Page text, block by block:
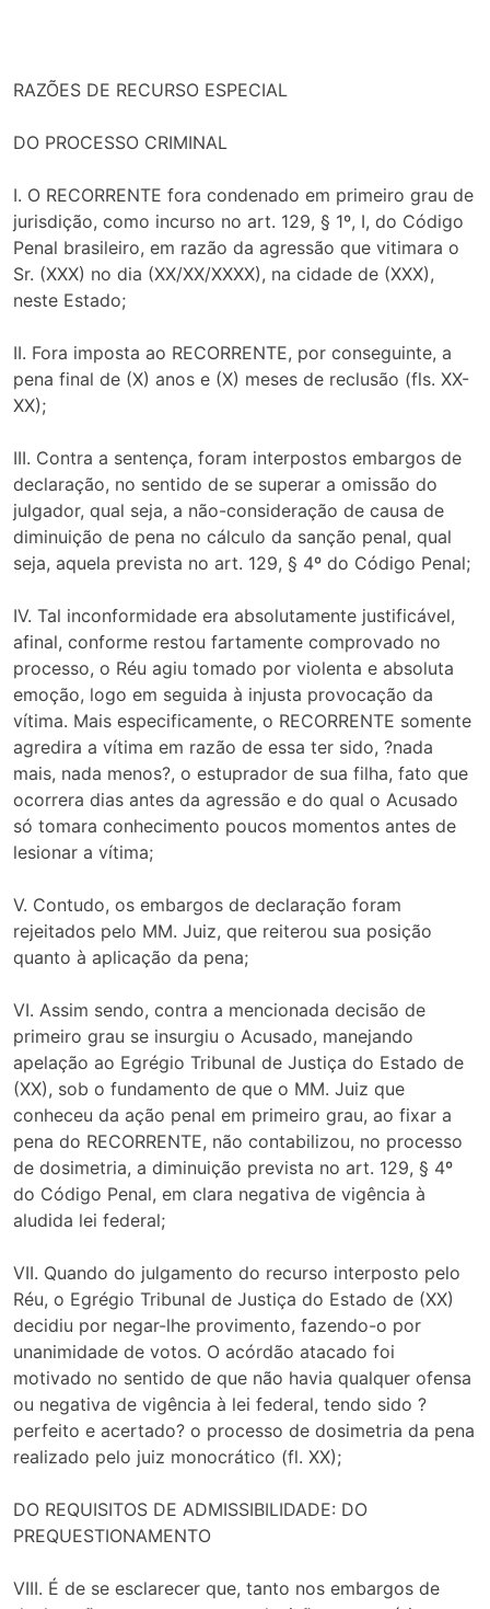
RAZÕES DE RECURSO ESPECIAL
DO PROCESSO CRIMINAL
I. O RECORRENTE fora condenado em primeiro grau de
jurisdição, como incurso no art. 129, § 1º, I, do Código
Penal brasileiro, em razão da agressão que vitimara o
Sr. (XXX) no dia (XX/XX/XXXX), na cidade de (XXX),
neste Estado;
II. Fora imposta ao RECORRENTE, por conseguinte, a
pena final de (X) anos e (X) meses de reclusão (fls. XX-
XX);
III. Contra a sentença, foram interpostos embargos de
declaração, no sentido de se superar a omissão do
julgador, qual seja, a não-consideração de causa de
diminuição de pena no cálculo da sanção penal, qual
seja, aquela prevista no art. 129, § 4º do Código Penal;
IV. Tal inconformidade era absolutamente justificável,
afinal, conforme restou fartamente comprovado no
processo, o Réu agiu tomado por violenta e absoluta
emoção, logo em seguida à injusta provocação da
vítima. Mais especificamente, o RECORRENTE somente
agredira a vítima em razão de essa ter sido, ?nada
mais, nada menos?, o estuprador de sua filha, fato que
ocorrera dias antes da agressão e do qual o Acusado
só tomara conhecimento poucos momentos antes de
lesionar a vítima;
V. Contudo, os embargos de declaração foram
rejeitados pelo MM. Juiz, que reiterou sua posição
quanto à aplicação da pena;
VI. Assim sendo, contra a mencionada decisão de
primeiro grau se insurgiu o Acusado, manejando
apelação ao Egrégio Tribunal de Justiça do Estado de
(XX), sob o fundamento de que o MM. Juiz que
conheceu da ação penal em primeiro grau, ao fixar a
pena do RECORRENTE, não contabilizou, no processo
de dosimetria, a diminuição prevista no art. 129, § 4º
do Código Penal, em clara negativa de vigência à
aludida lei federal;
VII. Quando do julgamento do recurso interposto pelo
Réu, o Egrégio Tribunal de Justiça do Estado de (XX)
decidiu por negar-lhe provimento, fazendo-o por
unanimidade de votos. O acórdão atacado foi
motivado no sentido de que não havia qualquer ofensa
ou negativa de vigência à lei federal, tendo sido ?
perfeito e acertado? o processo de dosimetria da pena
realizado pelo juiz monocrático (fl. XX);
DO REQUISITOS DE ADMISSIBILIDADE: DO
PREQUESTIONAMENTO
VIII. É de se esclarecer que, tanto nos embargos de